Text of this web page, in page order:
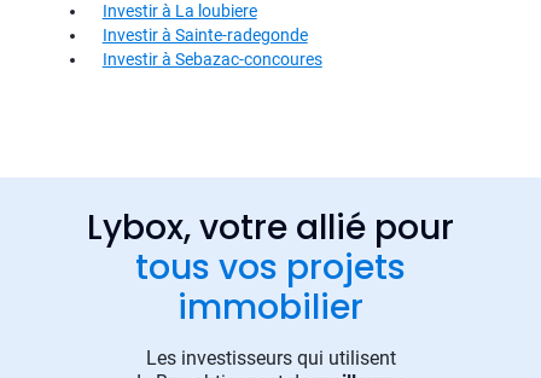
Investir à La loubiere
Investir à Sainte-radegonde
Investir à Sebazac-concoures
Lybox, votre allié pour
tous vos projets
immobilier
Les investisseurs qui utilisent